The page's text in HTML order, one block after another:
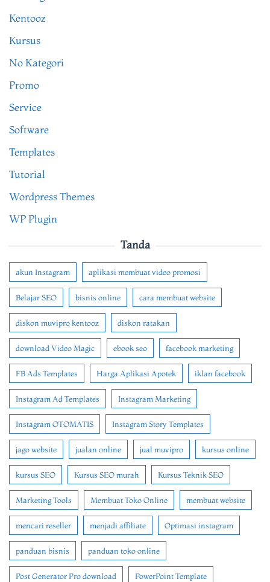
Kentooz
Kursus
No Kategori
Promo
Service
Software
Templates
Tutorial
Wordpress Themes
WP Plugin
Tanda
akun Instagram aplikasi membuat video promosi
Belajar SEO bisnis online cara membuat website
diskon muvipro kentooz diskon ratakan
download Video Magic ebook seo facebook marketing
FB Ads Templates Harga Aplikasi Apotek iklan facebook
Instagram Ad Templates Instagram Marketing
Instagram OTOMATIS Instagram Story Templates
jago website jualan online jual muvipro kursus online
kursus SEO Kursus SEO murah Kursus Teknik SEO
Marketing Tools Membuat Toko Online membuat website
mencari reseller menjadi affiliate Optimasi instagram
panduan bisnis panduan toko online
Post Generator Pro download PowerPoint Template